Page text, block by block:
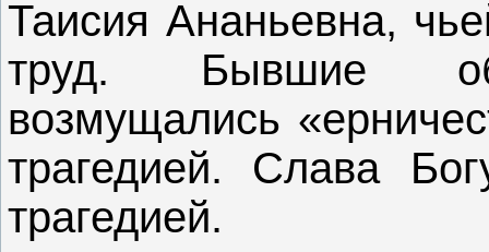
Таисия Ананьевна,
труд. Бывшие
возмущались
трагедией. Слава
трагедией.